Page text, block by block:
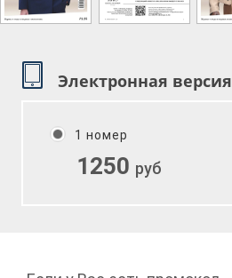
Электронная версия
1 номер
1250 руб